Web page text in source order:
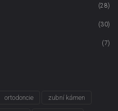
(28)
(30)
(7)
ortodoncie zubní kámen